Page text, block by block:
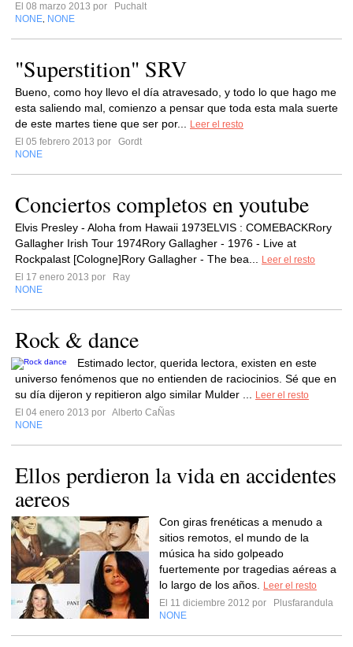
El 08 marzo 2013 por
Puchalt
NONE NONE
"Superstition" SRV
Bueno, como hoy llevo el día atravesado, y todo lo que hago me
esta saliendo mal, comienzo a pensar que toda esta mala suerte
de este martes tiene que ser por...
Leer el resto
El 05 febrero 2013 por
Gordt
NONE
Conciertos completos en youtube
Elvis Presley - Aloha from Hawaii 1973ELVIS : COMEBACKRory
Gallagher Irish Tour 1974Rory Gallagher - 1976 - Live at
Rockpalast [Cologne]Rory Gallagher - The bea...
Leer el resto
El 17 enero 2013 por
Ray
NONE
Rock & dance
Estimado lector, querida lectora, existen en este
universo fenómenos que no entienden de raciocinios. Sé que en
su día dijeron y repitieron algo similar Mulder ...
Leer el resto
El 04 enero 2013 por Alberto CaÑas
NONE
Ellos perdieron la vida en accidentes
aereos
Con giras frenéticas a menudo a
sitios remotos, el mundo de la
música ha sido golpeado
fuertemente por tragedias aéreas a
lo largo de los años.
Leer el resto
El 11 diciembre 2012 por
Plusfarandula
NONE